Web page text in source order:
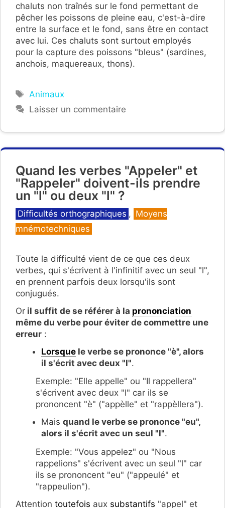
chaluts non traînés sur le fond permettant de
pêcher les poissons de pleine eau, c'est-à-dire
entre la surface et le fond, sans être en contact
avec lui. Ces chaluts sont surtout employés
pour la capture des poissons "bleus" (sardines,
anchois, maquereaux, thons).
Étiquettes
Animaux
Laisser un commentaire
Quand les verbes "Appeler" et
"Rappeler" doivent-ils prendre
un "l" ou deux "l" ?
Catégories
Difficultés orthographiques , Moyens
mnémotechniques
Toute la difficulté vient de ce que ces deux
verbes, qui s'écrivent à l'infinitif avec un seul "l",
en prennent parfois deux lorsqu'ils sont
conjugués.
Or il suffit de se référer à la prononciation
même du verbe pour éviter de commettre une
erreur :
Lorsque le verbe se prononce "è", alors
il s'écrit avec deux "l".
Exemple: "Elle appelle" ou "Il rappellera"
s'écrivent avec deux "l" car ils se
prononcent "è" ("appèlle" et "rappèllera").
Mais quand le verbe se prononce "eu",
alors il s'écrit avec un seul "l".
Exemple: "Vous appelez" ou "Nous
rappelions" s'écrivent avec un seul "l" car
ils se prononcent "eu" ("appeulé" et
"rappeulion").
Attention toutefois aux substantifs "appel" et